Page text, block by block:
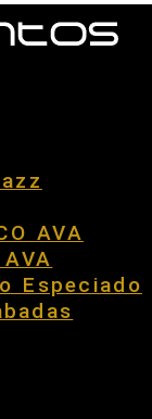
AVA
Especiado